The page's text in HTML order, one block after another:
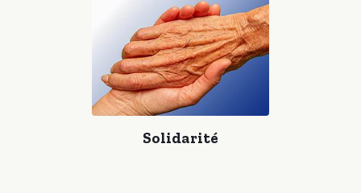
Fidèle à sa mission, leComité du Souvenir du Groupe RATP
demeure pleinement engagé dans la promotion de la mémoire
collective, le rayonnement des valeurs citoyennes et le soutien
actif aux actions commémoratives nationales.
Solidarité